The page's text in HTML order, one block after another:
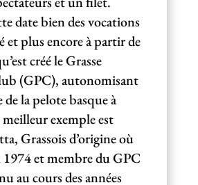
date bien des vocations
et plus encore à partir de
créé le Grasse
(GPC), autonomisant
la pelote basque à
meilleur exemple est
Grassois d’origine où
1974 et membre du GPC
au cours des années